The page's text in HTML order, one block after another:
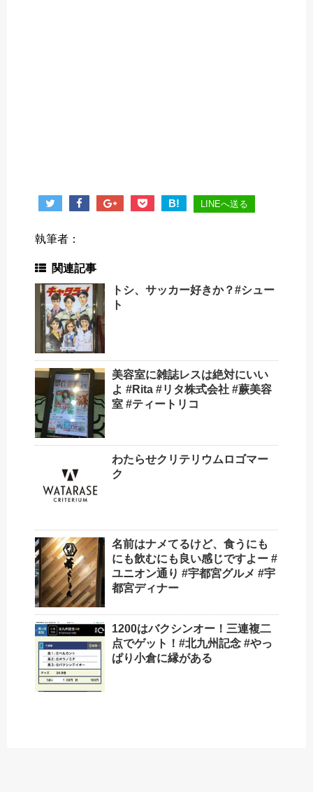
B! LINEへ送る
執筆者：
関連記事
トシ、サッカー好きか？#シュー
ト
美容室に雑誌レスは絶対にいい
よ #Rita #リタ株式会社 #蕨美容
室 #ティートリコ
わたらせクリテリウムロゴマー
ク
名前はナメてるけど、食うにも
にも飲むにも良い感じですよー #
ユニオン通り #宇都宮グルメ #宇
都宮ディナー
1200はバクシンオー！三連複二
点でゲット！#北九州記念 #やっ
ぱり小倉に縁がある